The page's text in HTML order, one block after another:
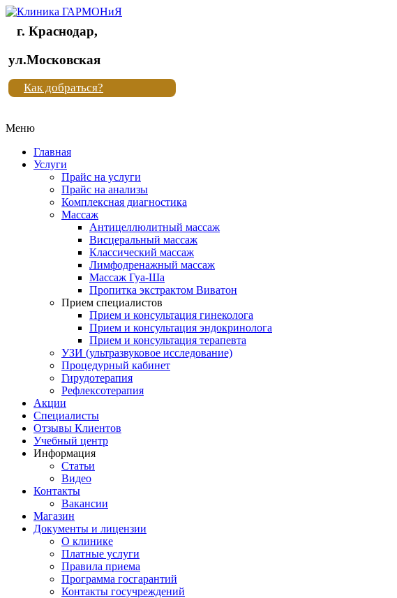
Клиника
"Новая
жизнь"
Клиника
жизнь"
г. Краснодар,
ул.Московская
Как добраться?
Меню
Главная
Услуги
Прайс на услуги
Прайс на анализы
Комплексная диагностика
Массаж
Антицеллюлитный массаж
Висцеральный массаж
Классический массаж
Лимфодренажный массаж
Массаж Гуа-Ша
Пропитка экстрактом Виватон
Прием специалистов
Прием и консультация гинеколога
Прием и консультация эндокринолога
Прием и консультация терапевта
УЗИ (ультразвуковое исследование)
Процедурный кабинет
Гирудотерапия
Рефлексотерапия
Акции
Специалисты
Отзывы Клиентов
Учебный центр
Информация
Статьи
Видео
Контакты
Вакансии
Магазин
Документы и лицензии
О клинике
Платные услуги
Правила приема
Программа госгарантий
Контакты госучреждений